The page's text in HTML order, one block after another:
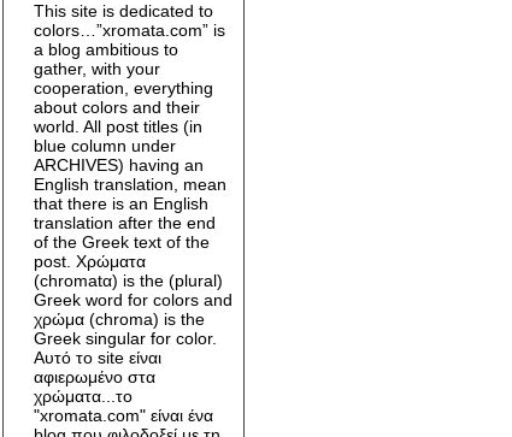
This site is dedicated to
colors…”xromata.com” is
a blog ambitious to
gather, with your
cooperation, everything
about colors and their
world. All post titles (in
blue column under
ARCHIVES) having an
English translation, mean
that there is an English
translation after the end
of the Greek text of the
post. Χρώματα
(chromatα) is the (plural)
Greek word for colors and
χρώμα (chroma) is the
Greek singular for color.
Αυτό το site είναι
αφιερωμένο στα
χρώματα...το
"xromata.com" είναι ένα